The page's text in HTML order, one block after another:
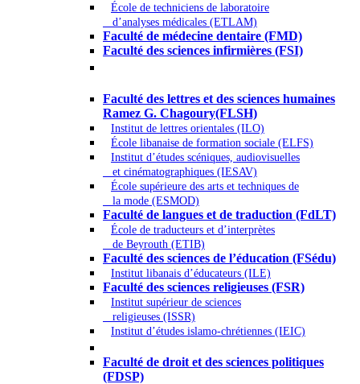
École de techniciens de laboratoire
d’analyses médicales (ETLAM)
Faculté de médecine dentaire (FMD)
Faculté des sciences infirmières (FSI)
Faculté des lettres et des sciences humaines
Ramez G. Chagoury(FLSH)
Institut de lettres orientales (ILO)
École libanaise de formation sociale (ELFS)
Institut d’études scéniques, audiovisuelles
et cinématographiques (IESAV)
École supérieure des arts et techniques de
la mode (ESMOD)
Faculté de langues et de traduction (FdLT)
École de traducteurs et d’interprètes
de Beyrouth (ETIB)
Faculté des sciences de l’éducation (FSédu)
Institut libanais d’éducateurs (ILE)
Faculté des sciences religieuses (FSR)
Institut supérieur de sciences
religieuses (ISSR)
Institut d’études islamo-chrétiennes (IEIC)
Faculté de droit et des sciences politiques
(FDSP)